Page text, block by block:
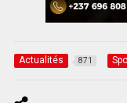
Actualités 871